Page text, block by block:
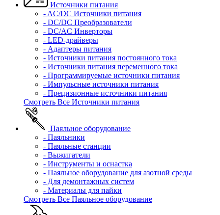
Источники питания
- AC/DC Источники питания
- DC/DC Преобразователи
- DC/AC Инверторы
- LED-драйверы
- Адаптеры питания
- Источники питания постоянного тока
- Источники питания переменного тока
- Программируемые источники питания
- Импульсные источники питания
- Прецизионные источники питания
Смотреть Все Источники питания
Паяльное оборудование
- Паяльники
- Паяльные станции
- Выжигатели
- Инструменты и оснастка
- Паяльное оборудование для азотной среды
- Для демонтажных систем
- Материалы для пайки
Смотреть Все Паяльное оборудование